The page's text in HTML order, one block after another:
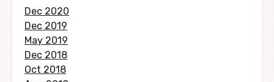
Dec 2020
Dec 2019
May 2019
Dec 2018
Oct 2018